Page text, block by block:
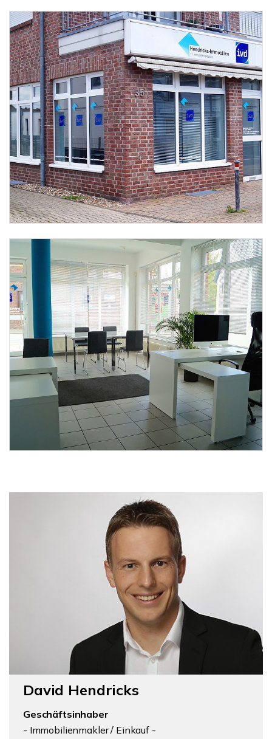
David Hendricks
Geschäftsinhaber
- Immobilienmakler / Einkauf -